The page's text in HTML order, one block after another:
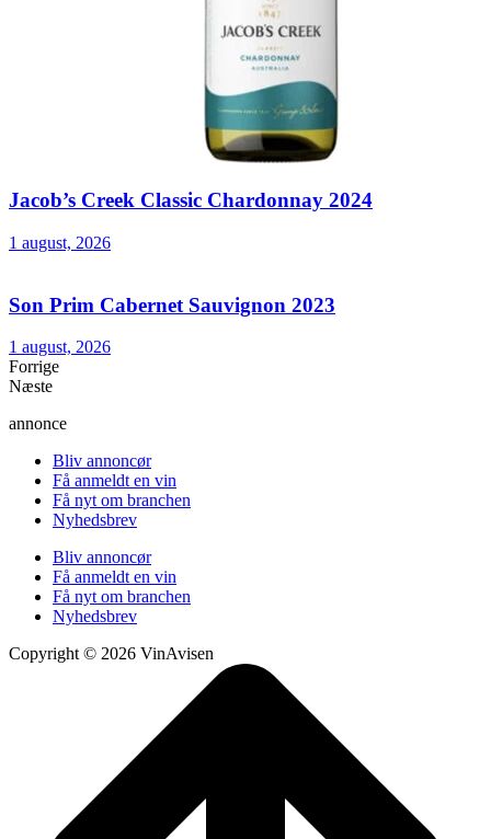
Jacob’s Creek Classic Chardonnay 2024
1 august, 2026
Son Prim Cabernet Sauvignon 2023
1 august, 2026
Forrige
Næste
annonce
Bliv annoncør
Få anmeldt en vin
Få nyt om branchen
Nyhedsbrev
Bliv annoncør
Få anmeldt en vin
Få nyt om branchen
Nyhedsbrev
Copyright © 2026 VinAvisen